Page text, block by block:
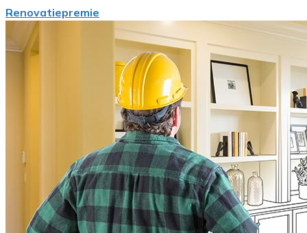
Renovatiepremie